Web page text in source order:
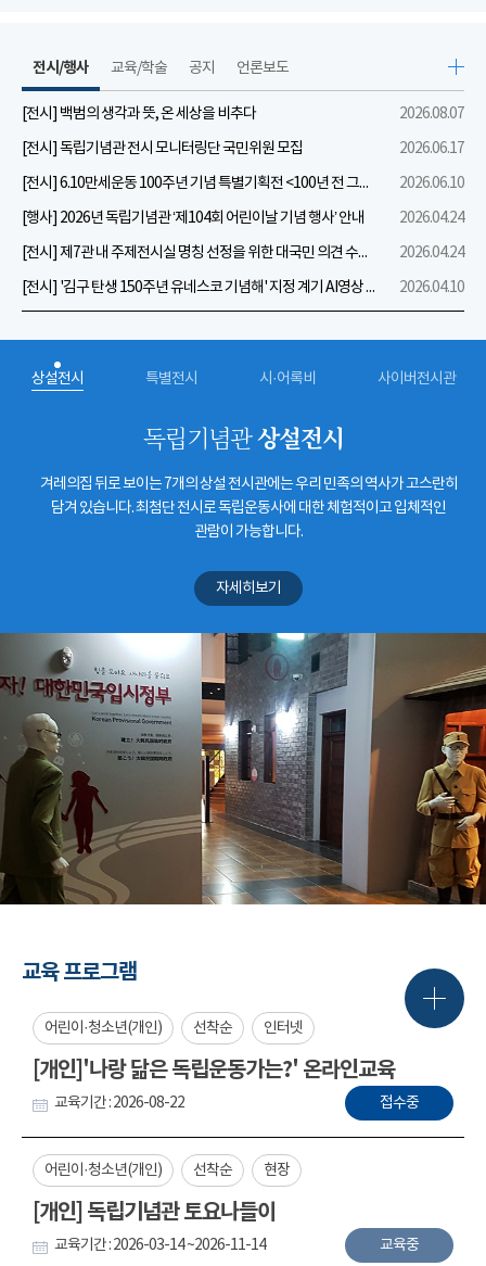
전시/행사
[전시] 백범의 생각과 뜻, 온 세상을 비추다
2026.08.07
[전시] 독립기념관 전시 모니터링단 국민위원 모집
2026.06.17
[전시] 6.10만세운동 100주년 기념 특별기획전 <100년 전 그날을 보다: 6.10만세운동>
2026.06.10
[행사] 2026년 독립기념관 ‘제104회 어린이날 기념 행사’ 안내
2026.04.24
[전시] 제7관 내 주제전시실 명칭 선정을 위한 대국민 의견 수렴 실시
2026.04.24
[전시] '김구 탄생 150주년 유네스코 기념해' 지정 계기 AI영상 국민공모 개최 안내
2026.04.10
교육/학술 공지 언론보도
상설전시 특별전시 시·어록비 사이버전시관
독립기념관상설전시
겨레의집 뒤로 보이는 7개의 상설 전시관에는 우리 민족의 역사가 고스란히
담겨 있습니다. 최첨단 전시로 독립운동사에 대한 체험적이고 입체적인
관람이 가능합니다.
자세히보기
교육 프로그램
어린이·청소년(개인) 선착순 인터넷
[개인]'나랑 닮은 독립운동가는?' 온라인교육
교육기간 : 2026-08-22 접수중
어린이·청소년(개인) 선착순 현장
[개인] 독립기념관 토요나들이
교육기간 : 2026-03-14 ~2026-11-14 교육중